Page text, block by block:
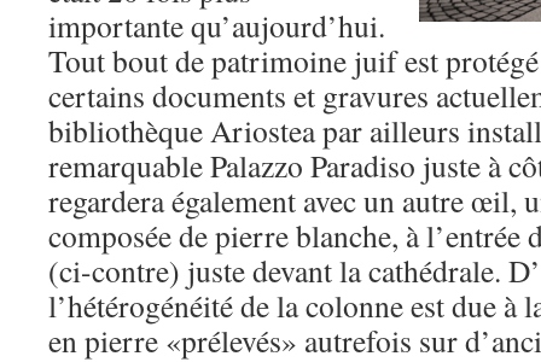
importante qu’aujourd’hui.
Tout bout de patrimoine juif est protégé
certains documents et gravures
bibliothèque Ariostea par ailleurs
remarquable Palazzo Paradiso juste à
regardera également avec un autre œil,
composée de pierre blanche, à l’entrée
(ci-contre) juste devant la cathédrale.
l’hétérogénéité de la colonne est due à
en pierre «prélevés» autrefois sur